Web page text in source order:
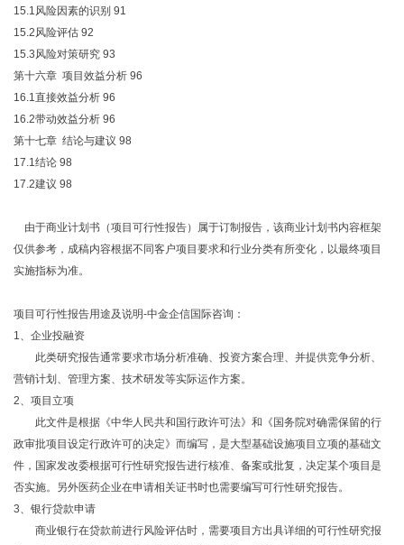
15.1风险因素的识别 91
15.2风险评估 92
15.3风险对策研究 93
第十六章 项目效益分析 96
16.1直接效益分析 96
16.2带动效益分析 96
第十七章 结论与建议 98
17.1结论 98
17.2建议 98
由于商业计划书（项目可行性报告）属于订制报告，该商业计划书内容框架
仅供参考，成稿内容根据不同客户项目要求和行业分类有所变化，以最终项目
实施指标为准。
项目可行性报告用途及说明-中金企信国际咨询：
1、企业投融资
此类研究报告通常要求市场分析准确、投资方案合理、并提供竞争分析、
营销计划、管理方案、技术研发等实际运作方案。
2、项目立项
此文件是根据《中华人民共和国行政许可法》和《国务院对确需保留的行
政审批项目设定行政许可的决定》而编写，是大型基础设施项目立项的基础文
件，国家发改委根据可行性研究报告进行核准、备案或批复，决定某个项目是
否实施。另外医药企业在申请相关证书时也需要编写可行性研究报告。
3、银行贷款申请
商业银行在贷款前进行风险评估时，需要项目方出具详细的可行性研究报